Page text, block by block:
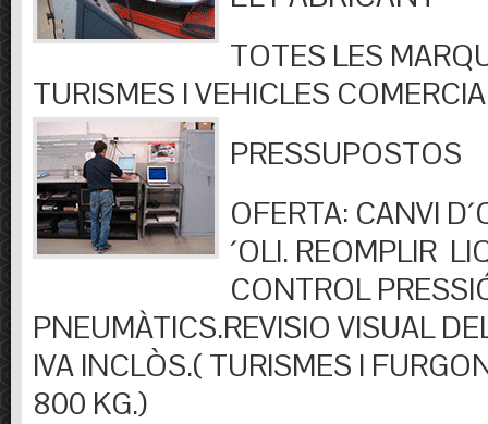
TOTES LES
TURISMES I VEHICLES
PRESSUPOSTOS
OFERTA: CANVI
´OLI. REOMPLIR
CONTROL
PNEUMÀTICS.REVISIO VISUAL
IVA INCLÒS.( TURISMES I
800 KG.)